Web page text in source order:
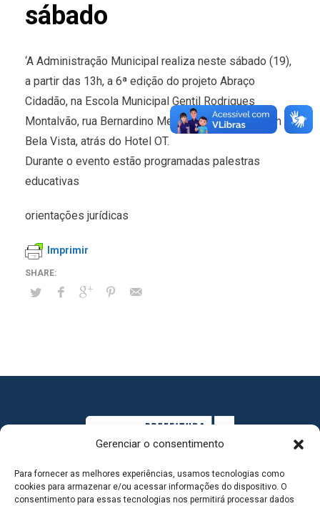
Gerenciar o consentimento
Para fornecer as melhores experiências, usamos tecnologias como
cookies para armazenar e/ou acessar informações do dispositivo. O
consentimento para essas tecnologias nos permitirá processar dados
sábado
‘A Administração Municipal realiza neste sábado (19),
a partir das 13h, a 6ª edição do projeto Abraço
Cidadão, na Escola Municipal Gentil Rodrigues
Montalvão, rua Bernardino Mendes, nº 1081, Jardim
Bela Vista, atrás do Hotel OT.
Durante o evento estão programadas palestras
educativas
orientações jurídicas
Imprimir